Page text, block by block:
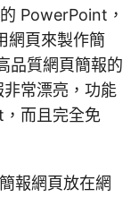
PowerPoint，
網頁來製作簡
品質網頁簡報的
常漂亮，功能
而且完全免
報網頁放在網